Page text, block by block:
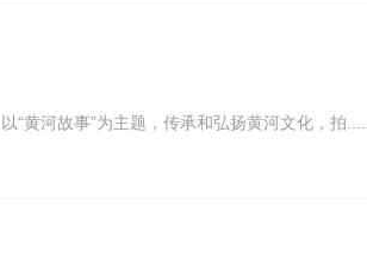
河故事”为主题，传承和弘扬黄河文化，拍......